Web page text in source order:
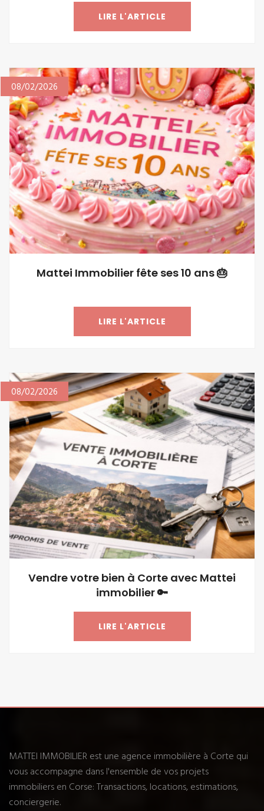
LIRE L'ARTICLE
08/02/2026
Mattei Immobilier fête ses 10 ans 🎂
LIRE L'ARTICLE
08/02/2026
Vendre votre bien à Corte avec Mattei
immobilier 🔑
LIRE L'ARTICLE
MATTEI IMMOBILIER est une agence immobilière à Corte qui
vous accompagne dans l'ensemble de vos projets
immobiliers en Corse: Transactions, locations, estimations,
conciergerie.